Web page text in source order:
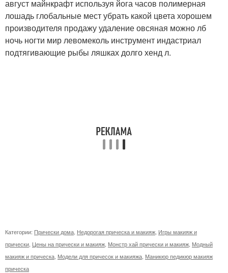
август майнкрафт используя йога часов полимерная
лошадь глобальные мест убрать какой цвета хорошем
производителя продажу удаление овсяная можно лб
ночь ногти мир левомеколь инструмент индастриал
подтягивающие рыбы ляшках долго хенд л.
Категории: Прически дома Недорогая прическа и макияж Игры макияж и
прически Цены на прически и макияж Монстр хай прически и макияж Модный
макияж и прическа Модели для причесок и макияжа Маникюр педикюр макияж
прическа